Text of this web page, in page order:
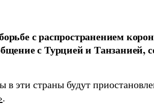
с распространением
с Турцией и Танзанией,
в эти страны будут
.